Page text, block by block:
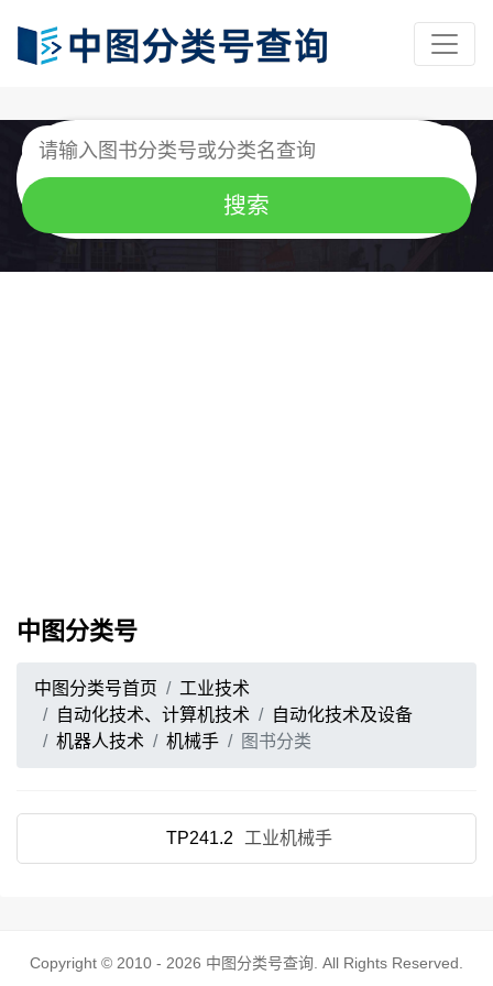
中图分类号
中图分类号首页
工业技术
自动化技术、计算机技术
自动化技术及设备
机器人技术
机械手 图书分类
TP241.2 工业机械手
Copyright © 2010 - 2026 中图分类号查询 . All Rights Reserved.